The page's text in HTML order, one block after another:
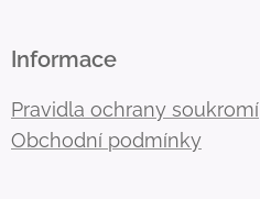
Informace
Pravidla ochrany soukromí
Obchodní podmínky